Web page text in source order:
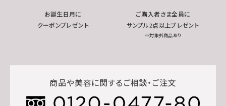
お誕生日月に
クーポンプレゼント
ご購入者さま全員に
サンプル2点以上プレゼント
※対象外商品あり
商品や美容に関するご相談・ご注文